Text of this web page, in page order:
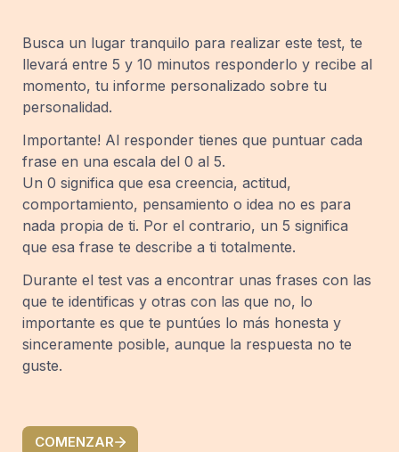
Busca un lugar tranquilo para realizar este test, te
llevará entre 5 y 10 minutos responderlo y recibe al
momento, tu informe personalizado sobre tu
personalidad.
Importante! Al responder tienes que puntuar cada
Un 0 significa que esa creencia, actitud,
comportamiento, pensamiento o idea no es para
nada propia de ti. Por el contrario, un 5 significa
que esa frase te describe a ti totalmente.
Durante el test vas a encontrar unas frases con las
que te identificas y otras con las que no, lo
importante es que te puntúes lo más honesta y
sinceramente posible, aunque la respuesta no te
guste.
COMENZAR